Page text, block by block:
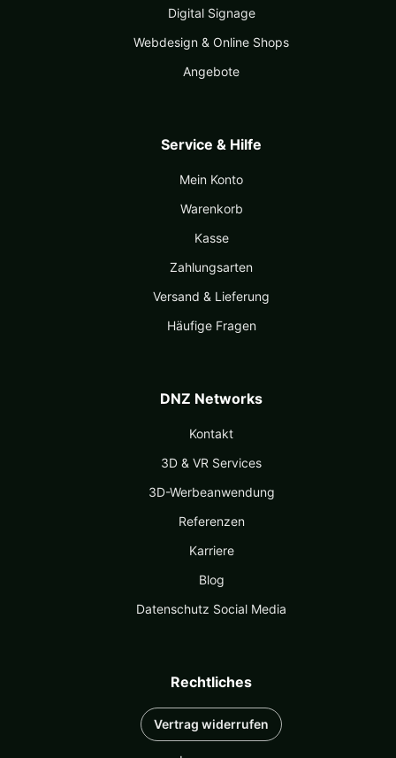
Digital Signage
Webdesign & Online Shops
Angebote
Service & Hilfe
Mein Konto
Warenkorb
Kasse
Zahlungsarten
Versand & Lieferung
Häufige Fragen
DNZ Networks
Kontakt
3D & VR Services
3D-Werbeanwendung
Referenzen
Karriere
Blog
Datenschutz Social Media
Rechtliches
Vertrag widerrufen